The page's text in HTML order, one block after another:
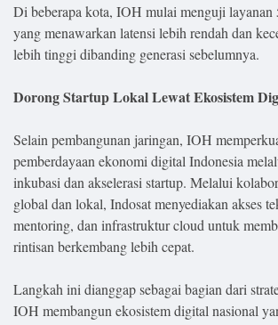
Di beberapa kota, IOH mulai menguji layanan
yang menawarkan latensi lebih rendah dan
lebih tinggi dibanding generasi sebelumnya.
Dorong Startup Lokal Lewat Ekosistem
Selain pembangunan jaringan, IOH
pemberdayaan ekonomi digital Indonesia
inkubasi dan akselerasi startup. Melalui
global dan lokal, Indosat menyediakan akses
mentoring, dan infrastruktur cloud untuk
rintisan berkembang lebih cepat.
Langkah ini dianggap sebagai bagian dari
IOH membangun ekosistem digital nasional